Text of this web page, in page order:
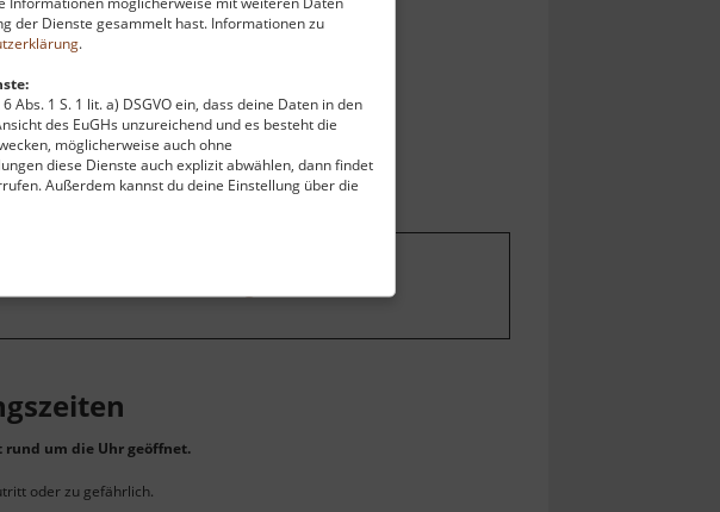
der Dienste gesammelt hast. Informationen zu
.
1 S. 1 lit. a) DSGVO ein, dass deine Daten in den
des EuGHs unzureichend und es besteht die
möglicherweise auch ohne
diese Dienste auch explizit abwählen, dann findet
Außerdem kannst du deine Einstellung über die
rund um die Uhr geöffnet.
oder zu gefährlich.